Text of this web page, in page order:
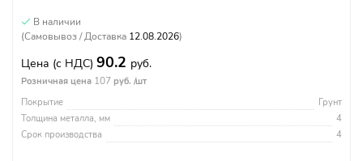
В наличии
(Самовывоз / Доставка 12.08.2026)
Цена (с НДС) 90.2 руб.
Розничная цена 107 руб. /шт
Покрытие
Грунт
Толщина металла, мм
4
Срок производства
4